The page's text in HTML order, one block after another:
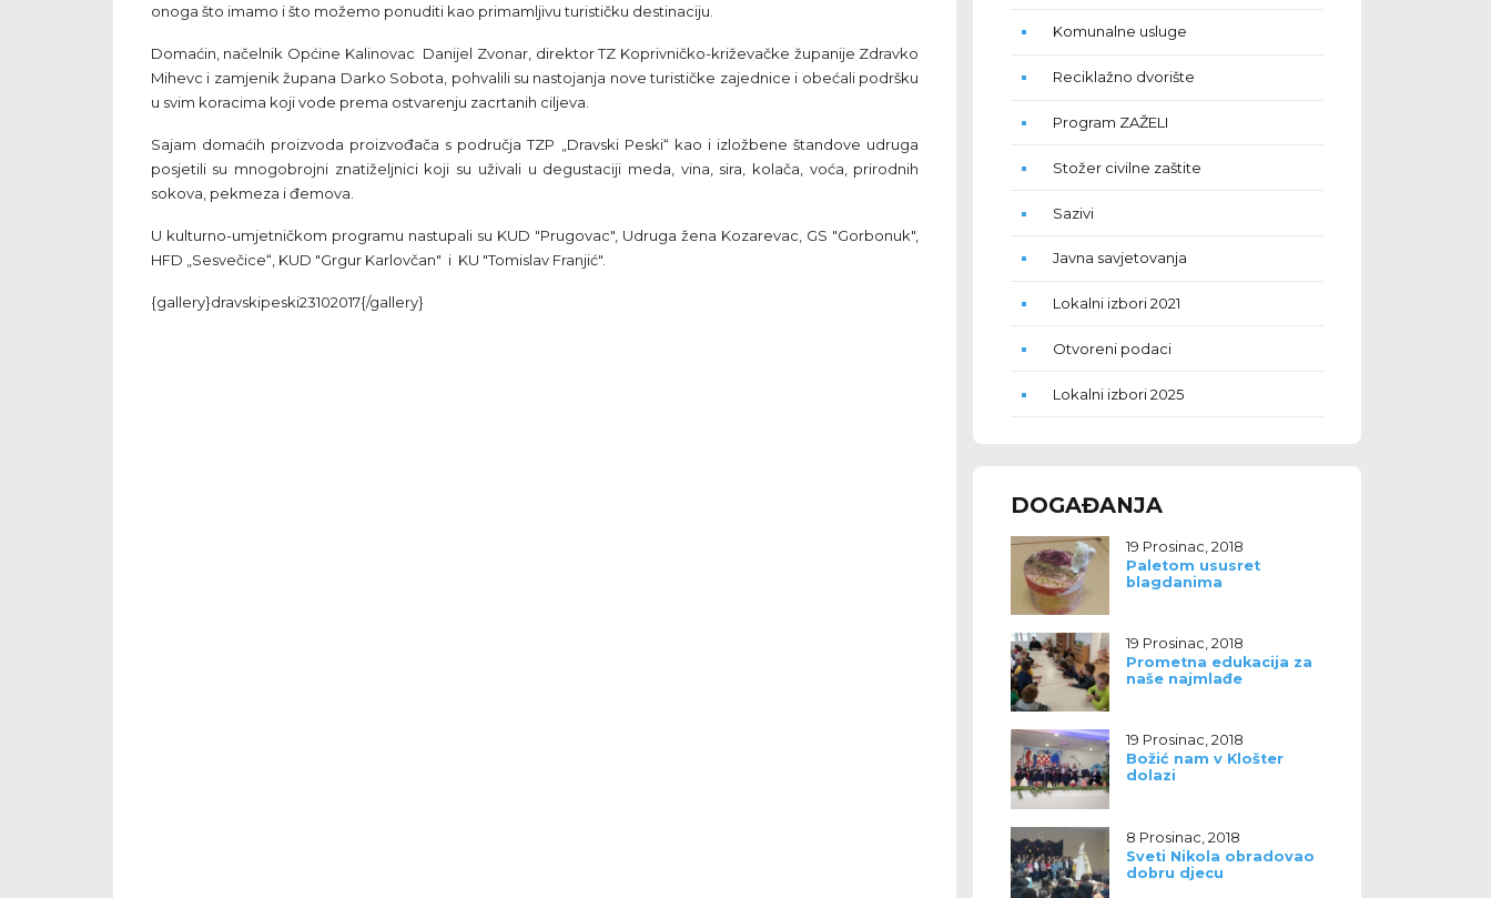
onoga što imamo i što možemo ponuditi kao primamljivu turističku destinaciju.
Domaćin, načelnik Općine Kalinovac Danijel Zvonar, direktor TZ Koprivničko-križevačke županije Zdravko
Mihevc i zamjenik župana Darko Sobota, pohvalili su nastojanja nove turističke zajednice i obećali podršku
u svim koracima koji vode prema ostvarenju zacrtanih ciljeva.
Sajam domaćih proizvoda proizvođača s područja TZP „Dravski Peski“ kao i izložbene štandove udruga
posjetili su mnogobrojni znatiželjnici koji su uživali u degustaciji meda, vina, sira, kolača, voća, prirodnih
sokova, pekmeza i đemova.
U kulturno-umjetničkom programu nastupali su KUD "Prugovac", Udruga žena Kozarevac, GS "Gorbonuk",
HFD „Sesvečice“, KUD "Grgur Karlovčan" i KU "Tomislav Franjić".
{gallery}dravskipeski23102017{/gallery}
Komunalne usluge
Reciklažno dvorište
Program ZAŽELI
Stožer civilne zaštite
Sazivi
Javna savjetovanja
Lokalni izbori 2021
Otvoreni podaci
Lokalni izbori 2025
DOGAĐANJA
19 Prosinac, 2018
Paletom ususret
blagdanima
19 Prosinac, 2018
Prometna edukacija za
naše najmlađe
19 Prosinac, 2018
Božić nam v Klošter
dolazi
8 Prosinac, 2018
Sveti Nikola obradovao
dobru djecu